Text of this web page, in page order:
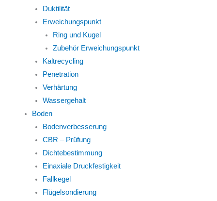
Duktilität
Erweichungspunkt
Ring und Kugel
Zubehör Erweichungspunkt
Kaltrecycling
Penetration
Verhärtung
Wassergehalt
Boden
Bodenverbesserung
CBR – Prüfung
Dichtebestimmung
Einaxiale Druckfestigkeit
Fallkegel
Flügelsondierung